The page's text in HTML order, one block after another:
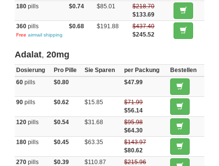
180 pills $0.74 $85.01
$218.70
$133.69
360 pills
Free airmail shipping
$0.68 $191.88
$437.40
$245.52
Adalat, 20mg
Dosierung Pro Pille Sie Sparen per Packung
Bestellen
60 pills $0.80 $47.99
90 pills $0.62 $15.85
$71.99
$56.14
120 pills $0.54 $31.68
$95.98
$64.30
180 pills $0.45 $63.35
$143.97
$80.62
270 pills $0.39 $110.87
$215.96